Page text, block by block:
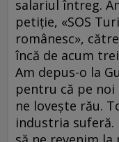
salariul întreg.
petiție, «SOS
românesc»,
încă de acum
Am depus-o la
pentru că pe noi
ne lovește rău.
industria suferă.